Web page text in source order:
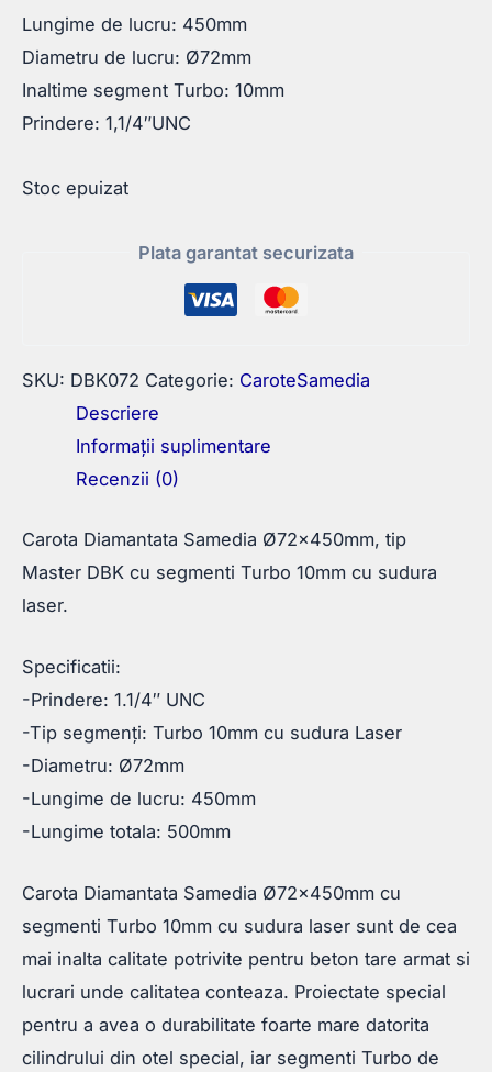
Lungime de lucru: 450mm
Diametru de lucru: Ø72mm
Inaltime segment Turbo: 10mm
Prindere: 1,1/4″UNC
Stoc epuizat
Plata garantat securizata
SKU: DBK072 Categorie: CaroteSamedia
Descriere
Informații suplimentare
Recenzii (0)
Carota Diamantata Samedia Ø72x450mm, tip
Master DBK cu segmenti Turbo 10mm cu sudura
laser.
Specificatii:
-Prindere: 1.1/4″ UNC
-Tip segmenți: Turbo 10mm cu sudura Laser
-Diametru: Ø72mm
-Lungime de lucru: 450mm
-Lungime totala: 500mm
Carota Diamantata Samedia Ø72x450mm cu
segmenti Turbo 10mm cu sudura laser sunt de cea
mai inalta calitate potrivite pentru beton tare armat si
lucrari unde calitatea conteaza. Proiectate special
pentru a avea o durabilitate foarte mare datorita
cilindrului din otel special, iar segmenti Turbo de